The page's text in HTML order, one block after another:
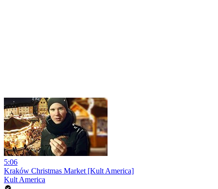
5:06
Kraków Christmas Market [Kult America]
Kult America